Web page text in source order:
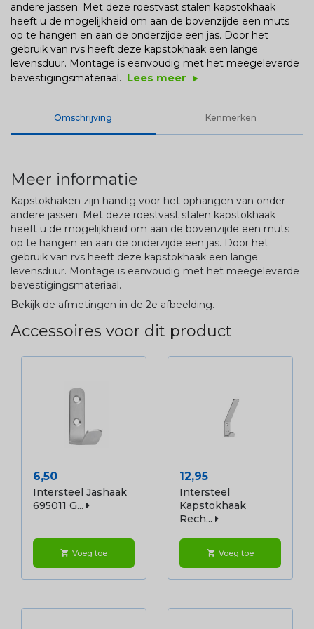
andere jassen. Met deze roestvast stalen kapstokhaak
heeft u de mogelijkheid om aan de bovenzijde een muts
op te hangen en aan de onderzijde een jas. Door het
gebruik van rvs heeft deze kapstokhaak een lange
levensduur. Montage is eenvoudig met het meegeleverde
bevestigingsmateriaal. Lees meer play_arrow
Omschrijving Kenmerken
Meer informatie
Kapstokhaken zijn handig voor het ophangen van onder
andere jassen. Met deze roestvast stalen kapstokhaak
heeft u de mogelijkheid om aan de bovenzijde een muts
op te hangen en aan de onderzijde een jas. Door het
gebruik van rvs heeft deze kapstokhaak een lange
levensduur. Montage is eenvoudig met het meegeleverde
bevestigingsmateriaal.
Bekijk de afmetingen in de 2e afbeelding.
Accessoires voor dit product
Prijs
6,50
Intersteel Jashaak
695011 G...
shopping_cart Voeg toe
Prijs
12,95
Intersteel
Kapstokhaak
Rech...
shopping_cart Voeg toe